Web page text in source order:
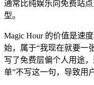
通常比纯娱乐向免费站
型。
Magic Hour 的价值是速
始，属于“我现在就要一
写了免费层偏个人用途
单”不写这一句，导致用